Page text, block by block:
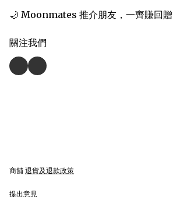
🌙 Moonmates 推介朋友，一齊賺回贈
關注我們
商舖 退貨及退款政策
提出意見